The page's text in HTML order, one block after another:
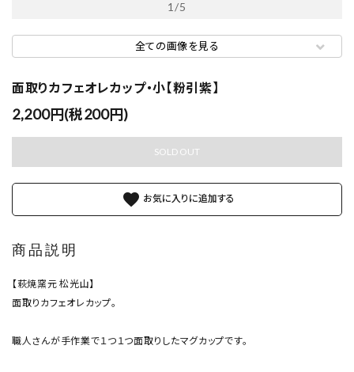
1/5
全ての画像を見る
面取りカフェオレカップ・小【粉引紫】
2,200円(税200円)
SOLD OUT
favorite
商品説明
【萩焼窯元 松光山】
面取りカフェオレカップ。
職人さんが手作業で１つ１つ面取りしたマグカップです。